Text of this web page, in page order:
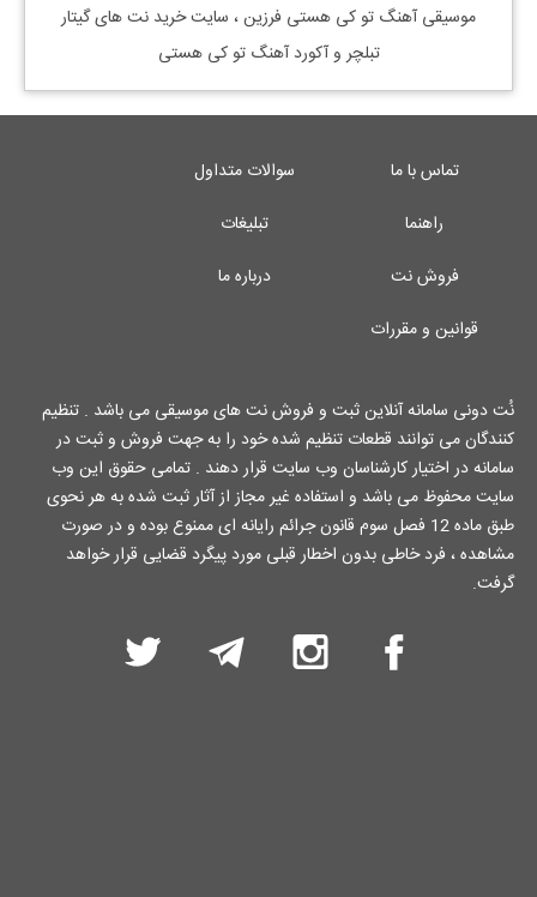
موسیقی آهنگ تو کی هستی فرزین، سایت خرید نت های گیتار
تبلچر و آکورد آهنگ تو کی هستی
تماس با ما
سوالات متداول
راهنما
تبلیغات
فروش نت
درباره ما
قوانین و مقررات
نُت دونی سامانه آنلاین ثبت و فروش نت های موسیقی می باشد . تنظیم
کنندگان می توانند قطعات تنظیم شده خود را به جهت فروش و ثبت در
سامانه در اختیار کارشناسان وب سایت قرار دهند . تمامی حقوق این وب
سایت محفوظ می باشد و استفاده غیر مجاز از آثار ثبت شده به هر نحوی
طبق ماده 12 فصل سوم قانون جرائم رایانه ای ممنوع بوده و در صورت
مشاهده ، فرد خاطی بدون اخطار قبلی مورد پیگرد قضایی قرار خواهد
گرفت.